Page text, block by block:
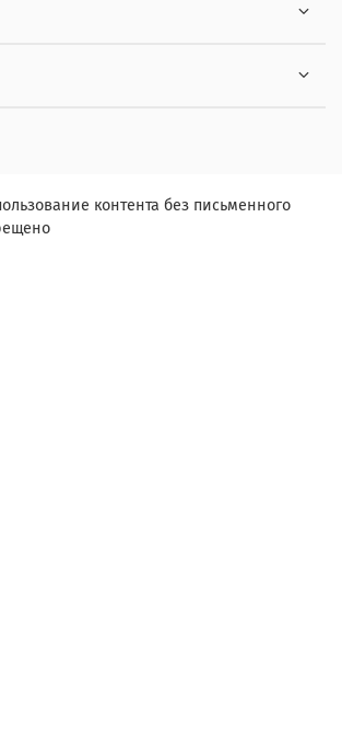
контента без письменного